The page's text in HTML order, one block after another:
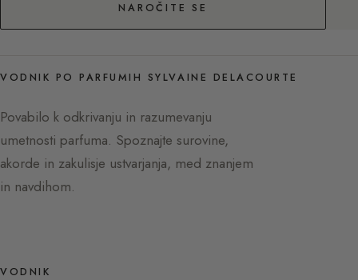
NAROČITE SE
VODNIK PO PARFUMIH SYLVAINE DELACOURTE
Povabilo k odkrivanju in razumevanju
umetnosti parfuma. Spoznajte surovine,
akorde in zakulisje ustvarjanja, med znanjem
in navdihom.
VODNIK